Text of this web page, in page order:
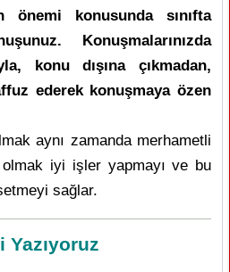
önemi konusunda sınıfta
Konuşmalarınızda
konu dışına çıkmadan,
ederek konuşmaya özen
aynı zamanda merhametli
olmak iyi işler yapmayı ve bu
sağlar.